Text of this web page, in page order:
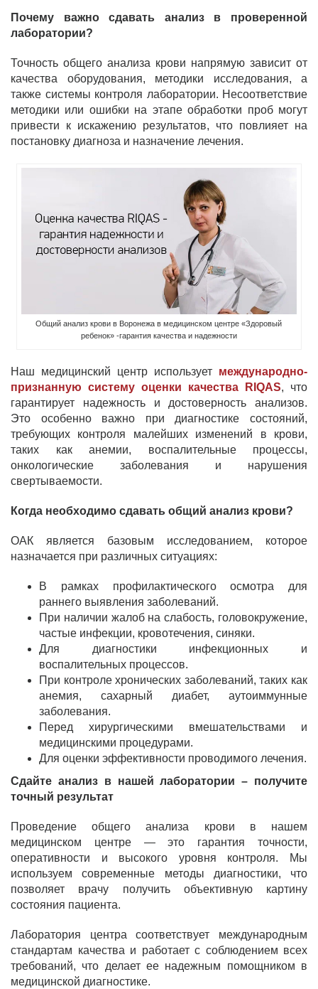
Почему важно сдавать анализ в проверенной
лаборатории?
Точность общего анализа крови напрямую зависит от
качества оборудования, методики исследования, а
также системы контроля лаборатории. Несоответствие
методики или ошибки на этапе обработки проб могут
привести к искажению результатов, что повлияет на
постановку диагноза и назначение лечения.
Общий анализ крови в Воронежа в медицинском центре «Здоровый
ребенок» -гарантия качества и надежности
Наш медицинский центр использует международно-
признанную систему оценки качества RIQAS, что
гарантирует надежность и достоверность анализов.
Это особенно важно при диагностике состояний,
требующих контроля малейших изменений в крови,
таких как анемии, воспалительные процессы,
онкологические заболевания и нарушения
свертываемости.
Когда необходимо сдавать общий анализ крови?
ОАК является базовым исследованием, которое
назначается при различных ситуациях:
В рамках профилактического осмотра для
раннего выявления заболеваний.
При наличии жалоб на слабость, головокружение,
частые инфекции, кровотечения, синяки.
Для диагностики инфекционных и
воспалительных процессов.
При контроле хронических заболеваний, таких как
анемия, сахарный диабет, аутоиммунные
заболевания.
Перед хирургическими вмешательствами и
медицинскими процедурами.
Для оценки эффективности проводимого лечения.
Сдайте анализ в нашей лаборатории – получите
точный результат
Проведение общего анализа крови в нашем
медицинском центре — это гарантия точности,
оперативности и высокого уровня контроля. Мы
используем современные методы диагностики, что
позволяет врачу получить объективную картину
состояния пациента.
Лаборатория центра соответствует международным
стандартам качества и работает с соблюдением всех
требований, что делает ее надежным помощником в
медицинской диагностике.